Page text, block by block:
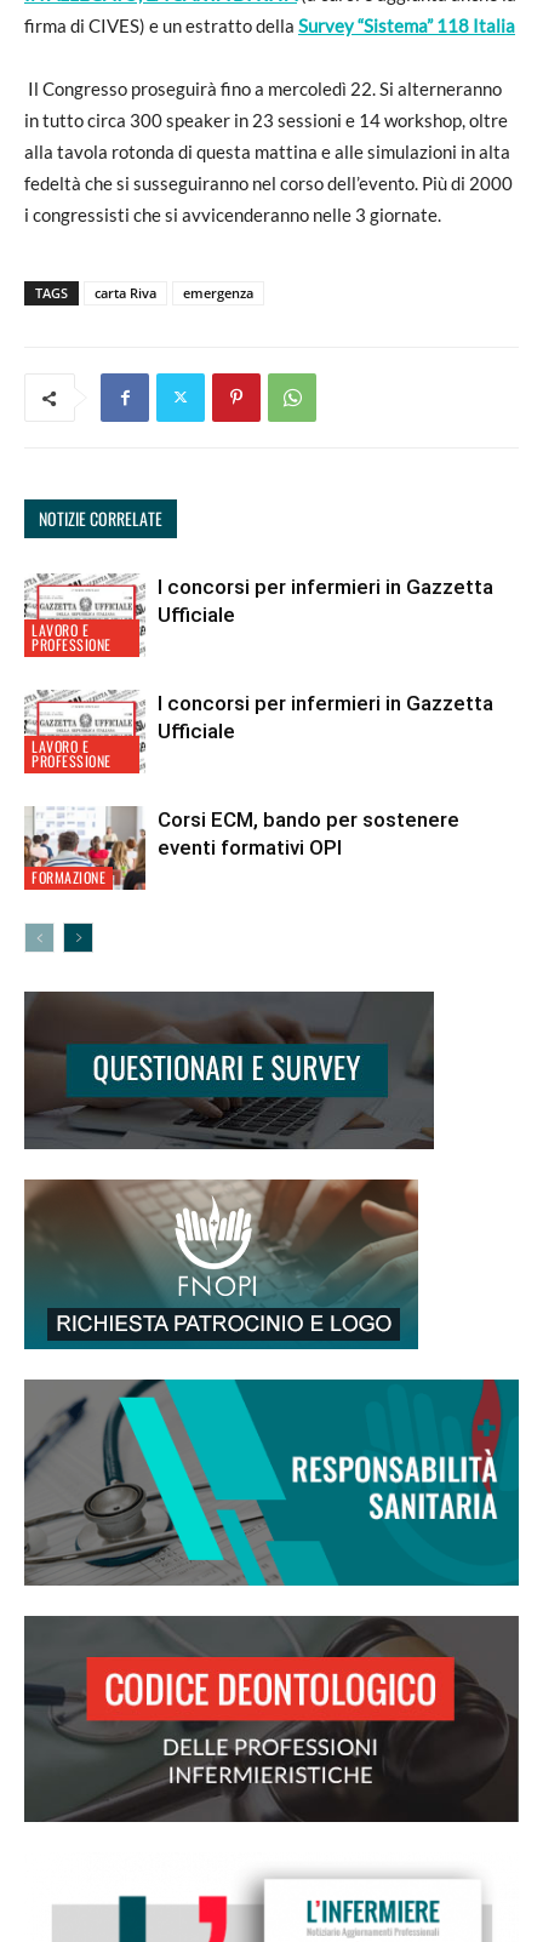
firma di CIVES) e un estratto della Survey “Sistema” 118 Italia
Il Congresso proseguirà fino a mercoledì 22. Si alterneranno
in tutto circa 300 speaker in 23 sessioni e 14 workshop, oltre
alla tavola rotonda di questa mattina e alle simulazioni in alta
fedeltà che si susseguiranno nel corso dell’evento. Più di 2000
i congressisti che si avvicenderanno nelle 3 giornate.
TAGS carta Riva emergenza
NOTIZIE CORRELATE
LAVORO E
PROFESSIONE
I concorsi per infermieri in Gazzetta
Ufficiale
LAVORO E
PROFESSIONE
I concorsi per infermieri in Gazzetta
Ufficiale
FORMAZIONE
Corsi ECM, bando per sostenere
eventi formativi OPI